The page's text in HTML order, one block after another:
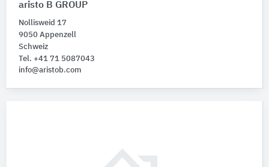
aristo B GROUP
Nollisweid 17
9050 Appenzell
Schweiz
Tel. +41 71 5087043
info@aristob.com